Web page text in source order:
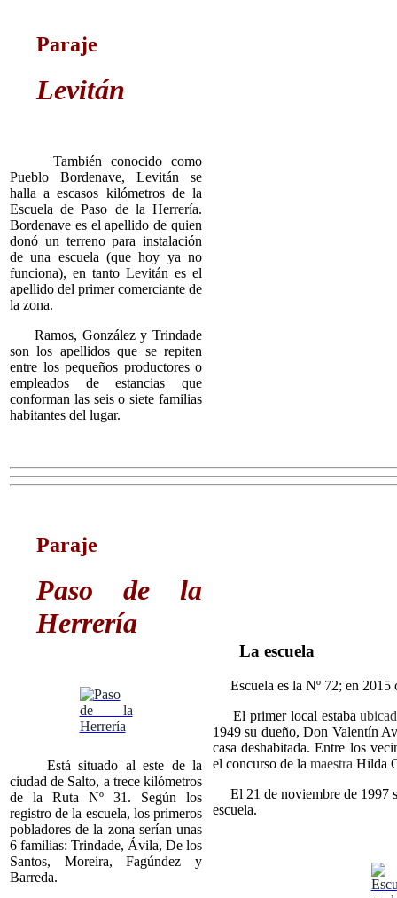
Paraje
Levitán
También conocido como
Pueblo Bordenave, Levitán se
halla a escasos kilómetros de la
Escuela de Paso de la Herrería.
Bordenave es el apellido de quien
donó un terreno para instalación
de una escuela (que hoy ya no
funciona), en tanto Levitán es el
apellido del primer comerciante de
la zona.
Ramos, González y Trindade
son los apellidos que se repiten
entre los pequeños productores o
empleados de estancias que
conforman las seis o siete familias
habitantes del lugar.
Paraje
Paso de la
Herrería
Está situado al este de la
ciudad de Salto, a trece kilómetros
de la Ruta Nº 31. Según los
registro de la escuela, los primeros
pobladores de la zona serían unas
6 familias: Trindade, Ávila, De los
Santos, Moreira, Fagúndez y
Barreda.
La escuela
Escuela es la Nº 72; en 2015
El primer local estaba
1949 su dueño, Don Valentín
casa deshabitada. Entre los
el concurso de la maestra Hilda
El 21 de noviembre de 1997
escuela.